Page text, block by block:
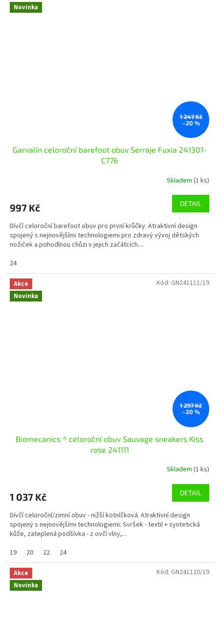
Novinka
1 247 Kč
–20 %
Garvalín celoroční barefoot obuv Serraje Fuxia 241301-
C776
Skladem (1 ks)
997 Kč DETAIL
Dívčí celoroční barefoot obuv pro první krůčky. Atraktivní design
spojený s nejnovějšími technologiemi pro zdravý vývoj dětských
nožiček a pohodlnou chůzi v jejich začátcích....
24
Akce
Novinka
1 297 Kč
–20 %
Biomecanics ® celoroční obuv Sauvage sneakers Kiss
rose 241111
Skladem (1 ks)
1 037 Kč DETAIL
Dívčí celoroční/zimní obuv - nižší kotníčková. Atraktivní design
spojený s nejnovějšími technologiemi. Svršek - textil + syntetická
kůže, zateplená podšívka - z ovčí vlny,...
19
20 22 24
Kód: GN241111/19
Akce
Novinka
Kód: GN241120/19